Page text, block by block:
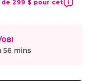
299 $ pour cet
08!
56 mins